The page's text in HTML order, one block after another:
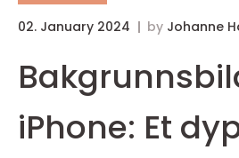
02. January 2024 by Johanne
iPhone: Et